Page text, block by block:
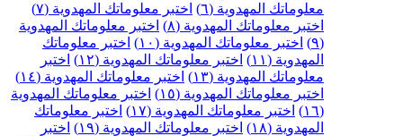
المهدوية (٦)
اختبر معلوماتك المهدوية (٧)
معلوماتك المهدوية (٨)
اختبر معلوماتك المهدوية
اختبر معلوماتك المهدوية (١٠)
اختبر معلوماتك
اختبر معلوماتك المهدوية (١٢)
اختبر
المهدوية (١٣)
اختبر معلوماتك المهدوية (١٤)
معلوماتك المهدوية (١٥)
اختبر معلوماتك المهدوية
اختبر معلوماتك المهدوية (١٧)
اختبر معلوماتك
اختبر معلوماتك المهدوية (١٩)
اختبر